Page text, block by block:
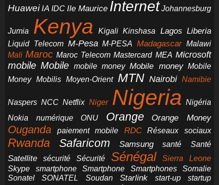
Huawei IA IDC Ile Maurice Internet Johannesburg
Jumia Kenya Kigali Kinshasa Lagos Liberia
Liquid Telecom M-Pesa M-PESA Madagascar Malawi
Mali Maroc Maroc Telecom Mastercard MEA Microsoft
mobile Mobile mobile money Mobile money Mobile
Money Mobilis Moyen-Orient MTN Nairobi Namibie
Naspers NCC Netflix Niger Nigeria Nigéria
Nokia
numérique ONU Orange Orange Money
Ouganda paiement mobile RDC Réseaux sociaux
Rwanda Safaricom Samsung santé Santé
Satellite sécurité Sécurité Sénégal
Sierra Leone
Skype
smartphone Smartphone Smartphones
Somalie
Sonatel
SONATEL Soudan Starlink start-up startup